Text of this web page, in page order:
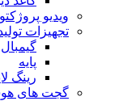
ویدیو
تجهیزات
گیمبال
پایه
رینگ
گجت های